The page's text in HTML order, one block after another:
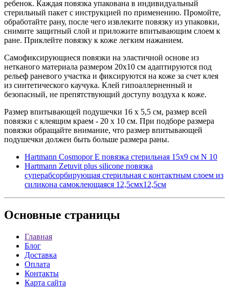
ребенок. Каждая повязка упакована в индивидуальный
стерильный пакет с инструкцией по применению. Промойте,
обработайте рану, после чего извлеките повязку из упаковки,
снимите защитный слой и приложите впитывающим слоем к
ране. Приклейте повязку к коже легким нажанием.
Самофиксирующиеся повязки на эластичной основе из
нетканого материала размером 20х10 см адаптируются под
рельеф раневого участка и фиксируются на коже за счет клея
из синтетического каучука. Клей гипоаллерненный и
безопасный, не препятствующий доступу воздуха к коже.
Размер впитывающей подушечки 16 х 5,5 см, размер всей
повязки с клеящим краем - 20 х 10 см. При подборе размера
повязки обращайте внимание, что размер впитывающей
подушечки должен быть больше размера раны.
Hartmann Cosmopor E повязка стерильная 15x9 см N 10
Hartmann Zetuvit plus silicone повязка
суперабсорбирующая стерильная с контактным слоем из
силикона самоклеющаяся 12,5смх12,5см
Основные страницы
Главная
Блог
Доставка
Оплата
Контакты
Карта сайта